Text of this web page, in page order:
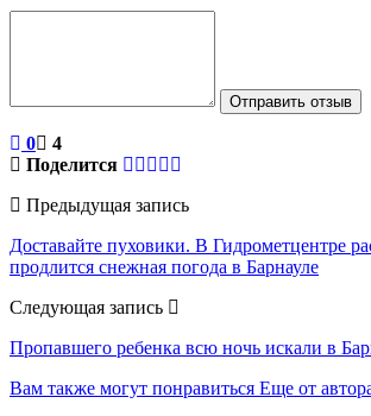
Отправить отзыв
0
4
Поделится
Предыдущая запись
Доставайте пуховики. В Гидрометцентре
продлится снежная погода в Барнауле
Следующая запись
Пропавшего ребенка всю ночь искали в
Вам также могут понравиться Еще от